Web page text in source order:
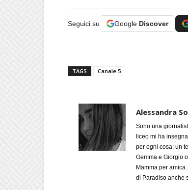
Seguici su Google Discover
TAGS Canale 5
Alessandra
Sono una
liceo mi ha
per ogni cosa: un
Gemma e Giorgio
Mamma per
di Paradiso anche